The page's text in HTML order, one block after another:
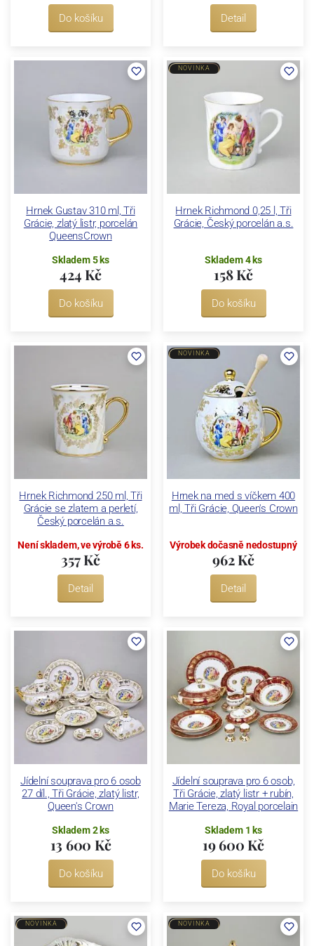
Do košíku Detail
Hrnek Gustav 310 ml, Tři
Grácie, zlatý listr, porcelán
QueensCrown
Skladem 5 ks
424 Kč
Do košíku
Hrnek Richmond 0,25 l, Tři
Grácie, Český porcelán a.s.
NOVINKA
Skladem 4 ks
158 Kč
Do košíku
Hrnek Richmond 250 ml, Tři
Grácie se zlatem a perletí,
Český porcelán a.s.
Není skladem, ve výrobě 6 ks.
357 Kč
Detail
Hrnek na med s víčkem 400
ml, Tři Grácie, Queen's Crown
NOVINKA
Výrobek dočasně nedostupný
962 Kč
Detail
Jídelní souprava pro 6 osob
27 díl., Tři Grácie, zlatý listr,
Queen's Crown
Skladem 2 ks
13 600 Kč
Do košíku
Jídelní souprava pro 6 osob,
Tři Grácie, zlatý listr + rubín,
Marie Tereza, Royal porcelain
Skladem 1 ks
19 600 Kč
Do košíku
NOVINKA NOVINKA